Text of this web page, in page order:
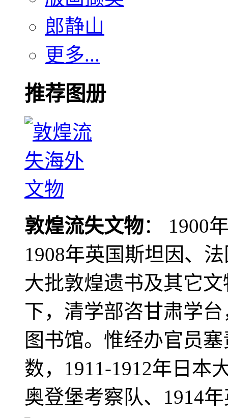
郎静山
更多...
推荐图册
敦煌流失文物： 1900
1908年英国斯坦因、
大批敦煌遗书及其它
下，清学部咨甘肃学
图书馆。惟经办官员
数，1911-1912年日本
奥登堡考察队、1914